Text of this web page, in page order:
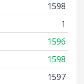
1598
1
1596
1598
1597